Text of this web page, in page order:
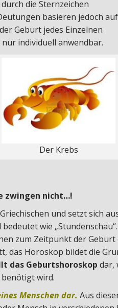
die Sternzeichen
basieren jedoch auf
Geburt jedes Einzelnen
individuell anwendbar.
Der Krebs
zwingen nicht…!
und setzt sich
wie
zum Zeitpunkt der
das Horoskop bildet die
das Geburtshoroskop dar,
wird.
Menschen dar. Aus